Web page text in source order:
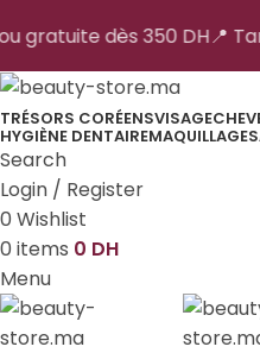
TRÉSORS CORÉENSVISAGE
HYGIÈNE DENTAIREMAQUILLAGE
Search
Login / Register
0 Wishlist
0 items 0 DH
Menu
gratuite dès 350 DH📍